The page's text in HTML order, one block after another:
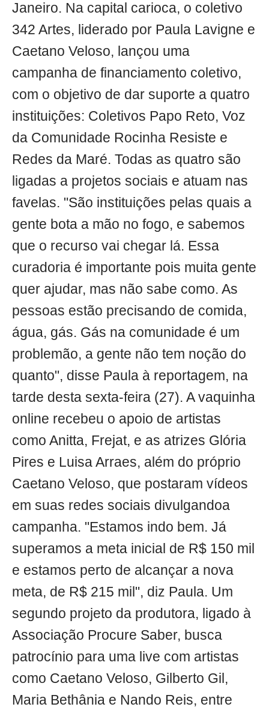
Janeiro. Na capital carioca, o coletivo
342 Artes, liderado por Paula Lavigne e
Caetano Veloso, lançou uma
campanha de financiamento coletivo,
com o objetivo de dar suporte a quatro
instituições: Coletivos Papo Reto, Voz
da Comunidade Rocinha Resiste e
Redes da Maré. Todas as quatro são
ligadas a projetos sociais e atuam nas
favelas. "São instituições pelas quais a
gente bota a mão no fogo, e sabemos
que o recurso vai chegar lá. Essa
curadoria é importante pois muita gente
quer ajudar, mas não sabe como. As
pessoas estão precisando de comida,
água, gás. Gás na comunidade é um
problemão, a gente não tem noção do
quanto", disse Paula à reportagem, na
tarde desta sexta-feira (27). A vaquinha
online recebeu o apoio de artistas
como Anitta, Frejat, e as atrizes Glória
Pires e Luisa Arraes, além do próprio
Caetano Veloso, que postaram vídeos
em suas redes sociais divulgandoa
campanha. "Estamos indo bem. Já
superamos a meta inicial de R$ 150 mil
e estamos perto de alcançar a nova
meta, de R$ 215 mil", diz Paula. Um
segundo projeto da produtora, ligado à
Associação Procure Saber, busca
patrocínio para uma live com artistas
como Caetano Veloso, Gilberto Gil,
Maria Bethânia e Nando Reis, entre